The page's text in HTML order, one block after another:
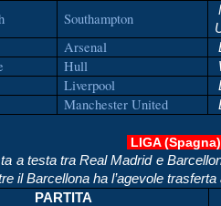
Southampton
Arsenal
Hull
Liverpool
Manchester United
LIGA
a testa tra Real Madrid e
il Barcellona ha l’agevole
PARTITA